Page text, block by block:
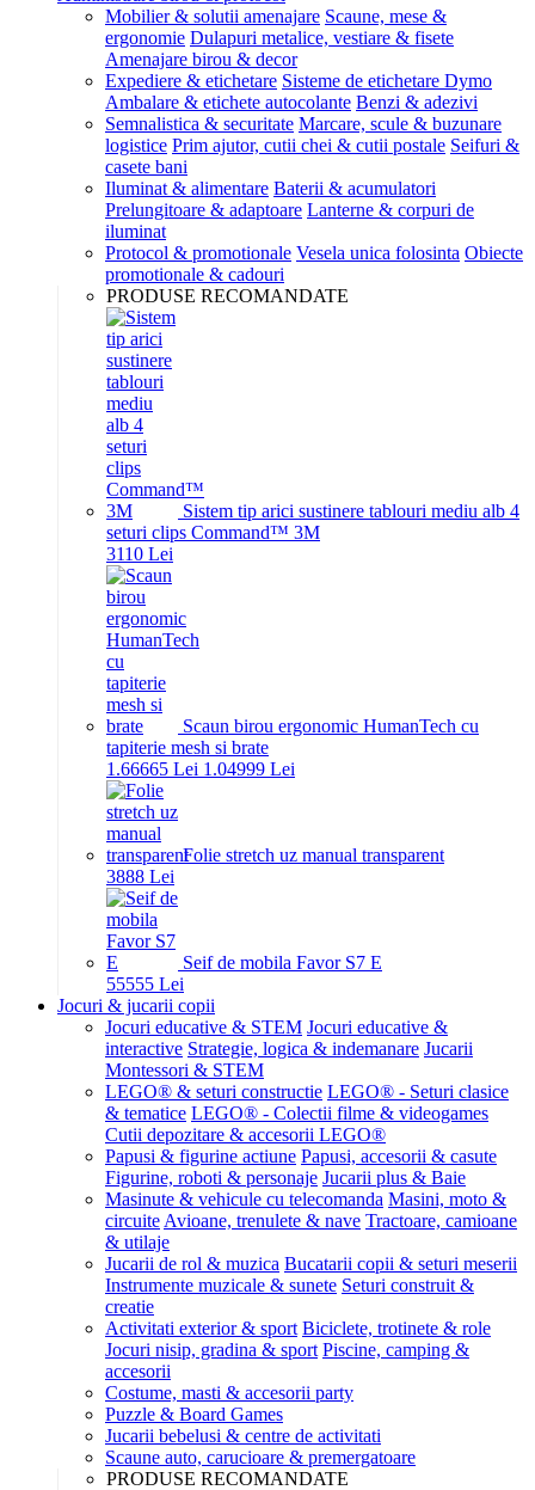
Mobilier & solutii amenajare Scaune, mese &
ergonomie Dulapuri metalice, vestiare & fisete
Amenajare birou & decor
Expediere & etichetare Sisteme de etichetare Dymo
Ambalare & etichete autocolante Benzi & adezivi
Semnalistica & securitate Marcare, scule & buzunare
logistice Prim ajutor, cutii chei & cutii postale Seifuri &
casete bani
Iluminat & alimentare Baterii & acumulatori
Prelungitoare & adaptoare Lanterne & corpuri de
iluminat
Protocol & promotionale Vesela unica folosinta Obiecte
promotionale & cadouri
PRODUSE RECOMANDATE
Sistem tip arici sustinere tablouri mediu alb 4
seturi clips Command™ 3M
3110 Lei
Scaun birou ergonomic HumanTech cu
tapiterie mesh si brate
1.66665 Lei 1.04999 Lei
Folie stretch uz manual transparent
3888 Lei
Seif de mobila Favor S7 E
55555 Lei
Jocuri & jucarii copii
Jocuri educative & STEM Jocuri educative &
interactive Strategie, logica & indemanare Jucarii
Montessori & STEM
LEGO® & seturi constructie LEGO® - Seturi clasice
& tematice LEGO® - Colectii filme & videogames
Cutii depozitare & accesorii LEGO®
Papusi & figurine actiune Papusi, accesorii & casute
Figurine, roboti & personaje Jucarii plus & Baie
Masinute & vehicule cu telecomanda Masini, moto &
circuite Avioane, trenulete & nave Tractoare, camioane
& utilaje
Jucarii de rol & muzica Bucatarii copii & seturi meserii
Instrumente muzicale & sunete Seturi construit &
creatie
Activitati exterior & sport Biciclete, trotinete & role
Jocuri nisip, gradina & sport Piscine, camping &
accesorii
Costume, masti & accesorii party
Puzzle & Board Games
Jucarii bebelusi & centre de activitati
Scaune auto, carucioare & premergatoare
PRODUSE RECOMANDATE